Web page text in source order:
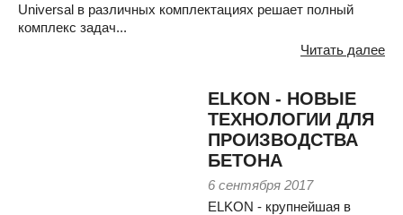
Universal в различных комплектациях решает полный
комплекс задач...
Читать далее
ELKON - НОВЫЕ
ТЕХНОЛОГИИ ДЛЯ
ПРОИЗВОДСТВА
БЕТОНА
6 сентября 2017
ELKON - крупнейшая в